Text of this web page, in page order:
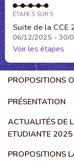
ÉTAPE 5 SUR 5
Suite de la CCE
06/12/2025 - 30/
Voir les étapes
PROPOSITIONS
PRÉSENTATION
ACTUALITÉS DE
ETUDIANTE 2025
PROPOSITIONS